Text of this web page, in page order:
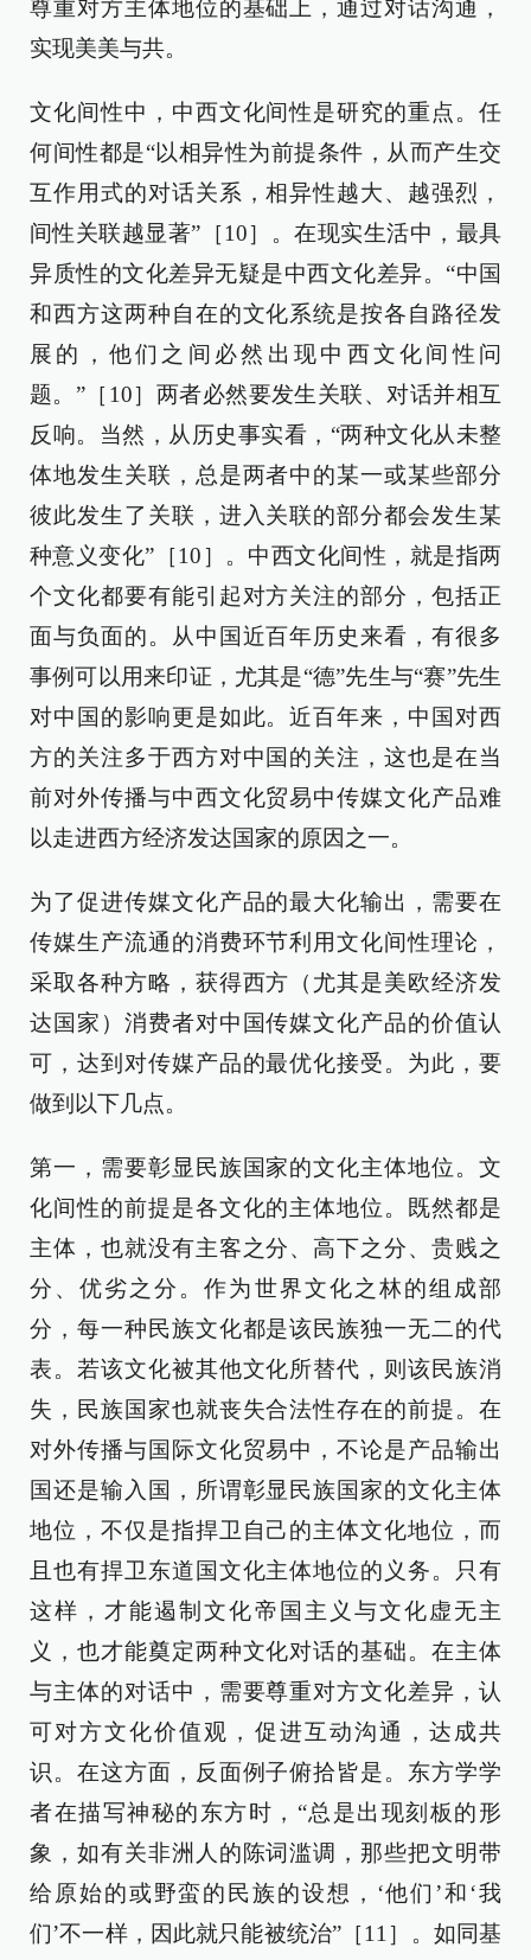
尊重对方主体地位的基础上，通过对话沟通，
实现美美与共。
文化间性中，中西文化间性是研究的重点。任
何间性都是“以相异性为前提条件，从而产生交
互作用式的对话关系，相异性越大、越强烈，
间性关联越显著”［10］。在现实生活中，最具
异质性的文化差异无疑是中西文化差异。“中国
和西方这两种自在的文化系统是按各自路径发
展的，他们之间必然出现中西文化间性问
题。”［10］两者必然要发生关联、对话并相互
反响。当然，从历史事实看，“两种文化从未整
体地发生关联，总是两者中的某一或某些部分
彼此发生了关联，进入关联的部分都会发生某
种意义变化”［10］。中西文化间性，就是指两
个文化都要有能引起对方关注的部分，包括正
面与负面的。从中国近百年历史来看，有很多
事例可以用来印证，尤其是“德”先生与“赛”先生
对中国的影响更是如此。近百年来，中国对西
方的关注多于西方对中国的关注，这也是在当
前对外传播与中西文化贸易中传媒文化产品难
以走进西方经济发达国家的原因之一。
为了促进传媒文化产品的最大化输出，需要在
传媒生产流通的消费环节利用文化间性理论，
采取各种方略，获得西方（尤其是美欧经济发
达国家）消费者对中国传媒文化产品的价值认
可，达到对传媒产品的最优化接受。为此，要
做到以下几点。
第一，需要彰显民族国家的文化主体地位。文
化间性的前提是各文化的主体地位。既然都是
主体，也就没有主客之分、高下之分、贵贱之
分、优劣之分。作为世界文化之林的组成部
分，每一种民族文化都是该民族独一无二的代
表。若该文化被其他文化所替代，则该民族消
失，民族国家也就丧失合法性存在的前提。在
对外传播与国际文化贸易中，不论是产品输出
国还是输入国，所谓彰显民族国家的文化主体
地位，不仅是指捍卫自己的主体文化地位，而
且也有捍卫东道国文化主体地位的义务。只有
这样，才能遏制文化帝国主义与文化虚无主
义，也才能奠定两种文化对话的基础。在主体
与主体的对话中，需要尊重对方文化差异，认
可对方文化价值观，促进互动沟通，达成共
识。在这方面，反面例子俯拾皆是。东方学学
者在描写神秘的东方时，“总是出现刻板的形
象，如有关非洲人的陈词滥调，那些把文明带
给原始的或野蛮的民族的设想，‘他们’和‘我
们’不一样，因此就只能被统治”［11］。如同基